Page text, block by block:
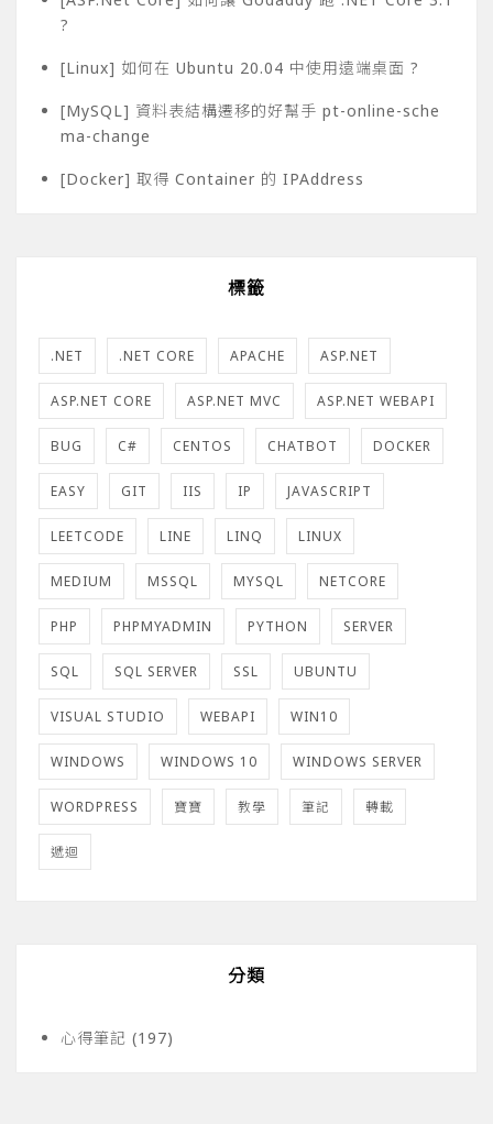
?
[Linux] 如何在 Ubuntu 20.04 中使用遠端桌面 ?
[MySQL] 資料表結構遷移的好幫手 pt-online-sche
ma-change
[Docker] 取得 Container 的 IPAddress
標籤
.NET .NET CORE APACHE ASP.NET
ASP.NET CORE ASP.NET MVC ASP.NET WEBAPI
BUG C# CENTOS CHATBOT DOCKER
EASY GIT IIS IP JAVASCRIPT
LEETCODE LINE LINQ LINUX
MEDIUM MSSQL MYSQL NETCORE
PHP PHPMYADMIN PYTHON SERVER
SQL SQL SERVER SSL UBUNTU
VISUAL STUDIO WEBAPI WIN10
WINDOWS WINDOWS 10 WINDOWS SERVER
WORDPRESS 寶寶 教學 筆記 轉載
遞迴
分類
心得筆記 (197)